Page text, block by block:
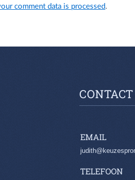
comment data is processed
CONTACT
EMAIL
TELEFOON